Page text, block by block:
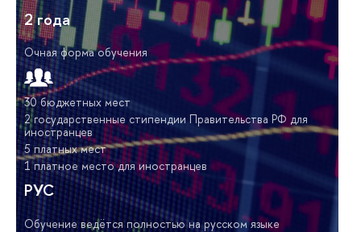
2 года
Очная форма обучения
30 бюджетных мест
2 государственные стипендии Правительства РФ для
иностранцев
5 платных мест
1 платное место для иностранцев
РУС
Обучение ведётся полностью на русском языке